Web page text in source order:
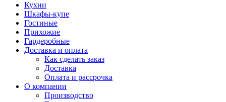
Кухни
Шкафы-купе
Гостиные
Прихожие
Гардеробные
Доставка и оплата
Как сделать заказ
Доставка
Оплата и рассрочка
О компании
Производство